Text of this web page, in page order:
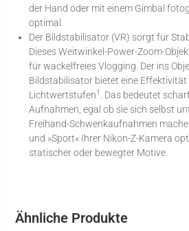
der Hand oder mit einem Gimbal
optimal.
Der Bildstabilisator (VR) sorgt für
Dieses Weitwinkel-Power-Zoom-
für wackelfreies Vlogging. Der ins
Bildstabilisator bietet eine Effektivität
Lichtwertstufen1
. Das bedeutet
Aufnahmen, egal ob sie sich selbst
Freihand-Schwenkaufnahmen
und »Sport« Ihrer Nikon-Z-Kamera
statischer oder bewegter Motive.
Ähnliche Produkte